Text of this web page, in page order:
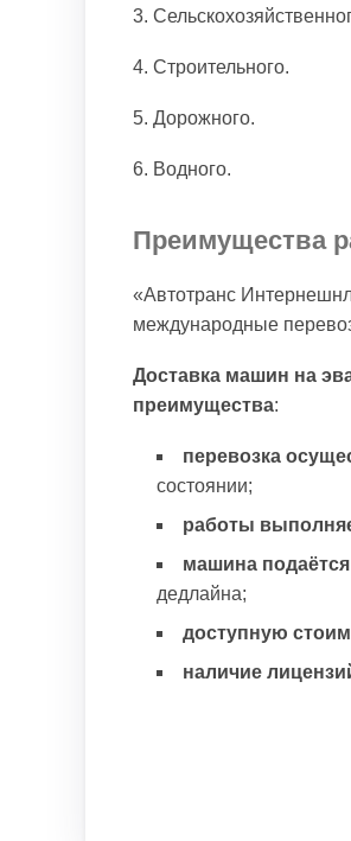
3.
4. Строительного.
5. Дорожного.
6. Водного.
Преимущества
«Автотранс
международные
Доставка машин на
преимущества:
перевозка
состоянии;
работы
машина подаётся
дедлайна;
доступную
наличие